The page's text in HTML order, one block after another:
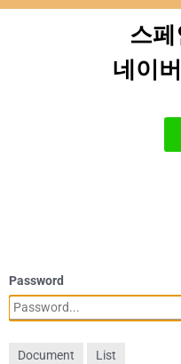
스페
네이
Password
Document List